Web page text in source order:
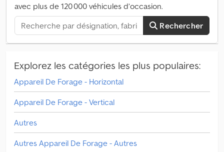
avec plus de 120 000 véhicules d’occasion.
Rechercher
Explorez les catégories les plus populaires:
Appareil De Forage - Horizontal
Appareil De Forage - Vertical
Autres
Autres Appareil De Forage - Autres